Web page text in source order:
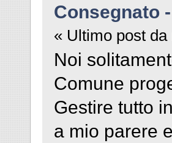
Consegnato
« Ultimo post da
Noi
Comune
Gestire tutto
a mio parere